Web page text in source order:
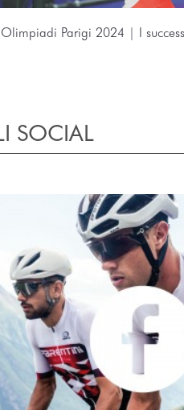
Olimpiadi Parigi 2024 | I
SOCIAL